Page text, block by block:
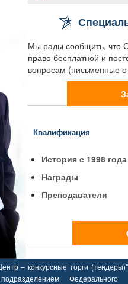
Мы рады сообщить, что
право бесплатной и
вопросам (письменные
Квалификация
История с 1998 года
Награды
Преподаватели
– конкурсные торги
Федерального